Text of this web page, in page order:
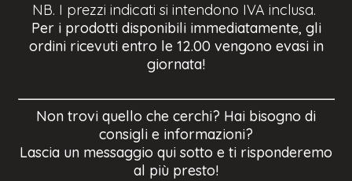
NB. I prezzi indicati si intendono IVA inclusa.
Per i prodotti disponibili immediatamente, gli
ordini ricevuti entro le 12.00 vengono evasi in
giornata!
Non trovi quello che cerchi? Hai bisogno di
consigli e informazioni?
Lascia un messaggio qui sotto e ti risponderemo
al più presto!